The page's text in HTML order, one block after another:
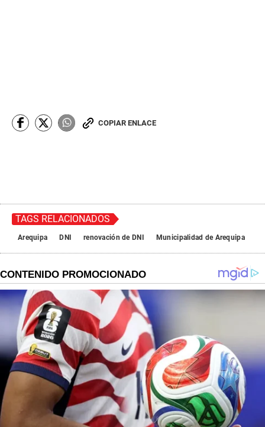
COPIAR ENLACE
TAGS RELACIONADOS
Arequipa DNI renovación de DNI Municipalidad de Arequipa